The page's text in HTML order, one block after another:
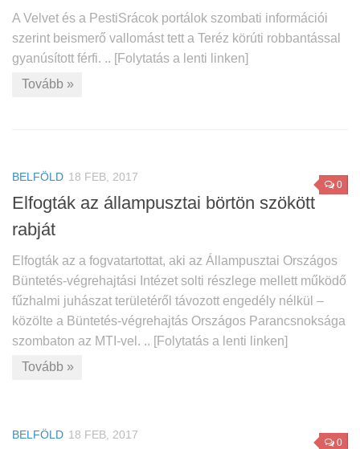
A Velvet és a PestiSrácok portálok szombati információi
szerint beismerő vallomást tett a Teréz körúti robbantással
gyanúsított férfi. .. [Folytatás a lenti linken]
Tovább »
0
BELFÖLD 18 FEB, 2017
Elfogták az állampusztai börtön szökött
rabját
Elfogták az a fogvatartottat, aki az Állampusztai Országos
Büntetés-végrehajtási Intézet solti részlege mellett működő
fűzhalmi juhászat területéről távozott engedély nélkül –
közölte a Büntetés-végrehajtás Országos Parancsnoksága
szombaton az MTI-vel. .. [Folytatás a lenti linken]
Tovább »
0
BELFÖLD 18 FEB, 2017